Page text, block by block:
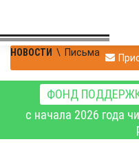
НОВОСТИ \ Письма
ФОНД
с начала 2026 года